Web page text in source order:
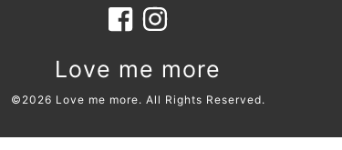
Love me more
©2026 Love me more. All Rights Reserved.